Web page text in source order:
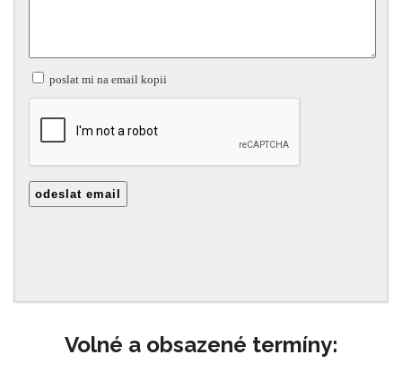
Volné a obsazené termíny: